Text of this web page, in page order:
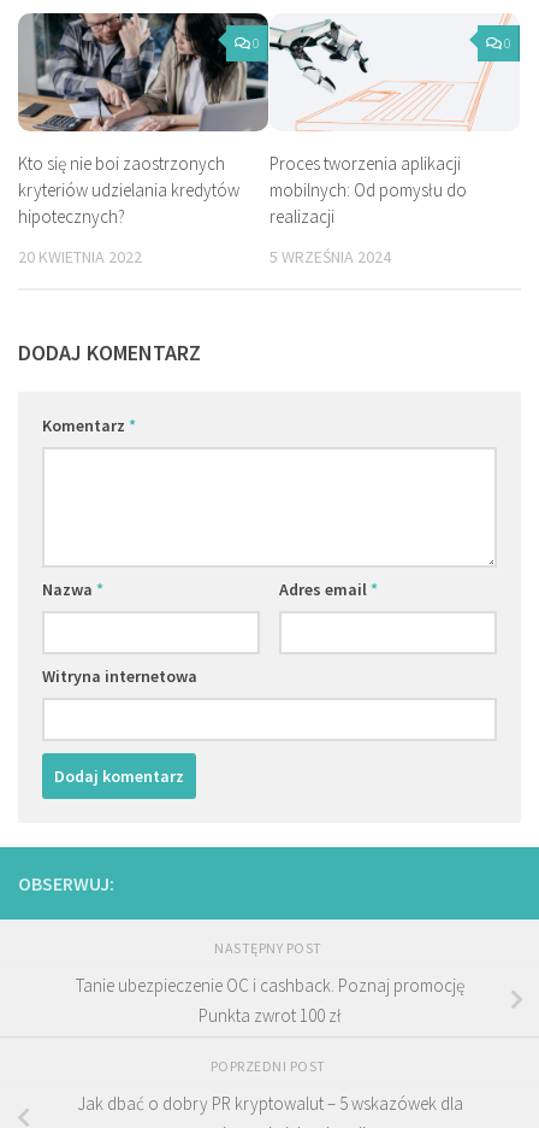
0
Kto się nie boi zaostrzonych
kryteriów udzielania kredytów
hipotecznych?
20 KWIETNIA 2022
0
Proces tworzenia aplikacji
mobilnych: Od pomysłu do
realizacji
5 WRZEŚNIA 2024
DODAJ KOMENTARZ
Komentarz *
Nazwa * Adres email*
Witryna internetowa
OBSERWUJ:
NASTĘPNY POST
Tanie ubezpieczenie OC i cashback. Poznaj promocję
Punkta zwrot 100 zł
POPRZEDNI POST
Jak dbać o dobry PR kryptowalut – 5 wskazówek dla